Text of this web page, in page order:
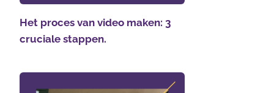
Het proces van video maken: 3
cruciale stappen.